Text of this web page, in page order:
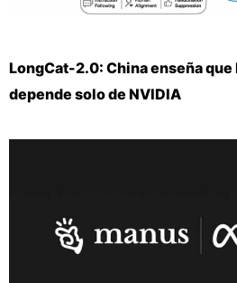
LongCat-2.0: China enseña que
depende solo de NVIDIA